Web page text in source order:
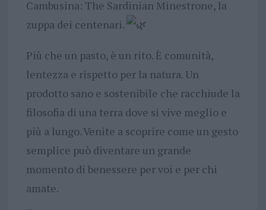
Cambusina: The Sardinian Minestrone, la
zuppa dei centenari.
Più che un pasto, è un rito. È comunità,
lentezza e rispetto per la natura. Un
prodotto sano e sostenibile che racchiude la
filosofia di una terra dove si vive meglio e
più a lungo. Venite a scoprire come un gesto
semplice può diventare un grande
momento di benessere per voi e per chi
amate.